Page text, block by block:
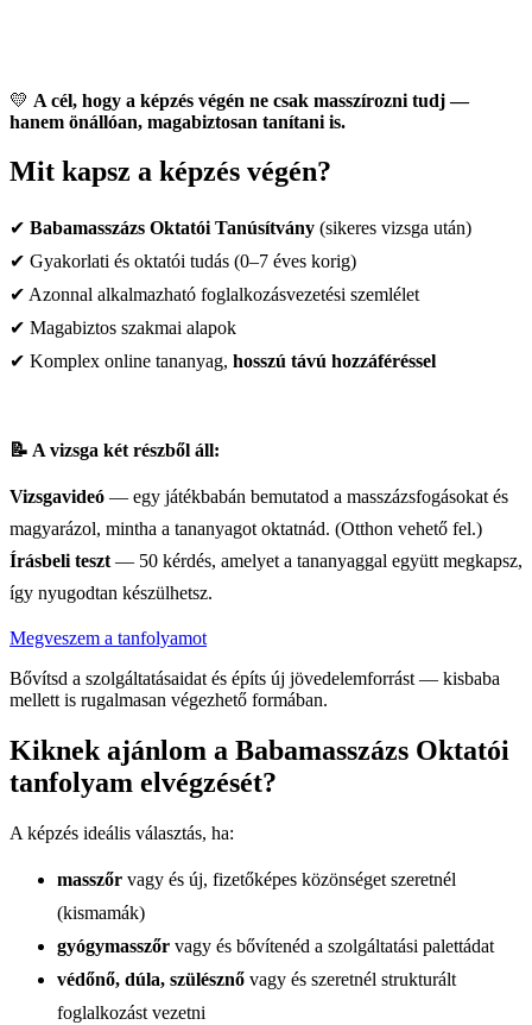
💛 A cél, hogy a képzés végén ne csak masszírozni tudj —
hanem önállóan, magabiztosan tanítani is.
Mit kapsz a képzés végén?
✔ Babamasszázs Oktatói Tanúsítvány (sikeres vizsga után)
✔ Gyakorlati és oktatói tudás (0–7 éves korig)
✔ Azonnal alkalmazható foglalkozásvezetési szemlélet
✔ Magabiztos szakmai alapok
✔ Komplex online tananyag, hosszú távú hozzáféréssel
📝 A vizsga két részből áll:
Vizsgavideó — egy játékbabán bemutatod a masszázsfogásokat és
magyarázol, mintha a tananyagot oktatnád. (Otthon vehető fel.)
Írásbeli teszt — 50 kérdés, amelyet a tananyaggal együtt megkapsz,
így nyugodtan készülhetsz.
Megveszem a tanfolyamot
Bővítsd a szolgáltatásaidat és építs új jövedelemforrást — kisbaba
mellett is rugalmasan végezhető formában.
Kiknek ajánlom a Babamasszázs Oktatói
tanfolyam elvégzését?
A képzés ideális választás, ha:
masszőr vagy és új, fizetőképes közönséget szeretnél
(kismamák)
gyógymasszőr vagy és bővítenéd a szolgáltatási palettádat
védőnő, dúla, szülésznő vagy és szeretnél strukturált
foglalkozást vezetni